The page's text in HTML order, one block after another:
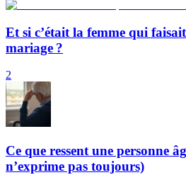
Et si c’était la femme qui
mariage ?
2
Ce que ressent une personne
n’exprime pas toujours)